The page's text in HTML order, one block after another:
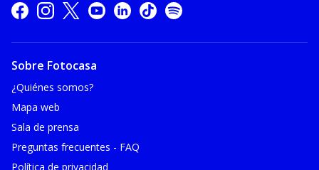
Sobre Fotocasa
¿Quiénes somos?
Mapa web
Sala de prensa
Preguntas frecuentes - FAQ
Política de privacidad